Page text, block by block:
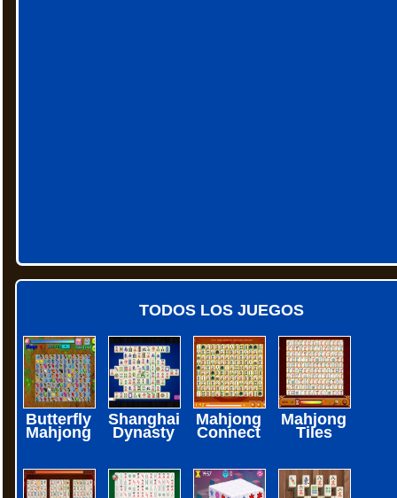
TODOS LOS JUEGOS
Butterfly
Mahjong
Shanghai
Dynasty
Mahjong
Connect
Mahjong
Tiles